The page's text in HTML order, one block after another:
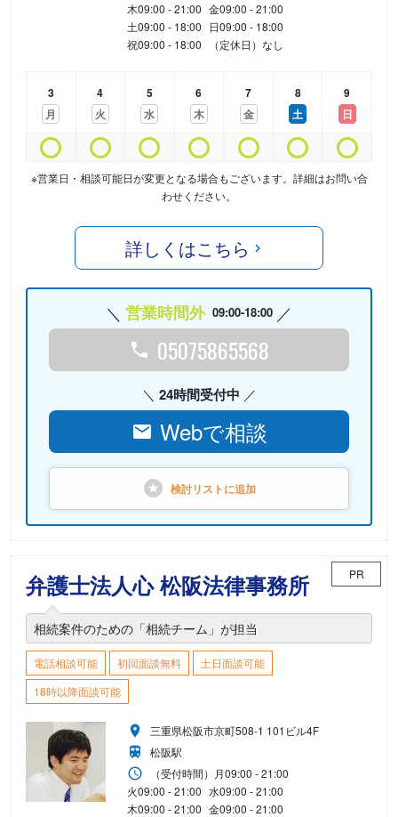
木09:00 - 21:00 金09:00 - 21:00
土09:00 - 18:00 日09:00 - 18:00
祝09:00 - 18:00 （定休日）なし
3
月
4
火
5
水
6
木
7
金
8
土
9
日
※営業日・相談可能日が変更となる場合もございます。詳細はお問い合
わせください。
詳しくはこちら
営業時間外 09:00-18:00
05075865568
24時間受付中
Webで相談
検討リストに追加
弁護士法人心 松阪法律事務所 PR
相続案件のための「相続チーム」が担当
電話相談可能 初回面談無料
土日面談可能
18時以降面談可能
三重県松阪市京町508-1 101ビル4F
松阪駅
（受付時間） 月09:00 - 21:00
火09:00 - 21:00 水09:00 - 21:00
木09:00 - 21:00 金09:00 - 21:00